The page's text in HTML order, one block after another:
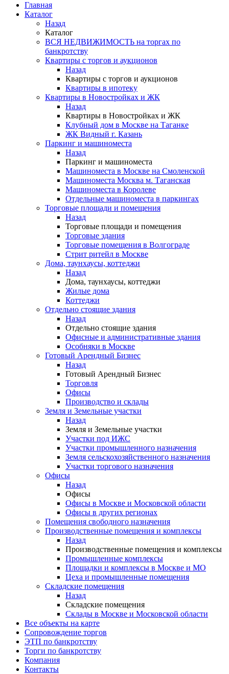
Главная
Каталог
Назад
Каталог
ВСЯ НЕДВИЖИМОСТЬ на торгах по
банкротству
Квартиры с торгов и аукционов
Назад
Квартиры с торгов и аукционов
Квартиры в ипотеку
Квартиры в Новостройках и ЖК
Назад
Квартиры в Новостройках и ЖК
Клубный дом в Москве на Таганке
ЖК Видный г. Казань
Паркинг и машиноместа
Назад
Паркинг и машиноместа
Машиноместа в Москве на Смоленской
Машиноместа Москва м. Таганская
Машиноместа в Королеве
Отдельные машиноместа в паркингах
Торговые площади и помещения
Назад
Торговые площади и помещения
Торговые здания
Торговые помещения в Волгограде
Стрит ритейл в Москве
Дома, таунхаусы, коттеджи
Назад
Дома, таунхаусы, коттеджи
Жилые дома
Коттеджи
Отдельно стоящие здания
Назад
Отдельно стоящие здания
Офисные и административные здания
Особняки в Москве
Готовый Арендный Бизнес
Назад
Готовый Арендный Бизнес
Торговля
Офисы
Производство и склады
Земля и Земельные участки
Назад
Земля и Земельные участки
Участки под ИЖС
Участки промышленного назначения
Земля сельскохозяйственного назначения
Участки торгового назначения
Офисы
Назад
Офисы
Офисы в Москве и Московской области
Офисы в других регионах
Помещения свободного назначения
Производственные помещения и комплексы
Назад
Производственные помещения и комплексы
Промышленные комплексы
Площадки и комплексы в Москве и МО
Цеха и промышленные помещения
Складские помещения
Назад
Складские помещения
Склады в Москве и Московской области
Все объекты на карте
Сопровождение торгов
ЭТП по банкротству
Торги по банкротству
Компания
Контакты